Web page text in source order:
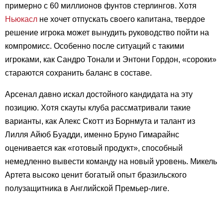
примерно с 60 миллионов фунтов стерлингов. Хотя
Ньюкасл не хочет отпускать своего капитана, твердое
решение игрока может вынудить руководство пойти на
компромисс. Особенно после ситуаций с такими
игроками, как Сандро Тонали и Энтони Гордон, «сороки»
стараются сохранить баланс в составе.
Арсенал давно искал достойного кандидата на эту
позицию. Хотя скауты клуба рассматривали такие
варианты, как Алекс Скотт из Борнмута и талант из
Лилля Айюб Буадди, именно Бруно Гимарайнс
оценивается как «готовый продукт», способный
немедленно вывести команду на новый уровень. Микель
Артета высоко ценит богатый опыт бразильского
полузащитника в Английской Премьер-лиге.